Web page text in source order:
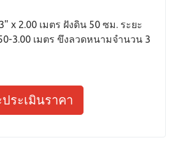
x 2.00 เมตร ฝังดิน 50 ซม. ระยะ
3.00 เมตร ขึงลวดหนามจำนวน 3
ระเมินราคา